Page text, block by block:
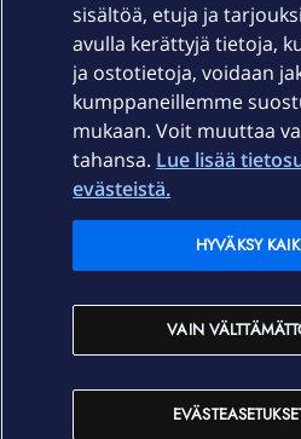
Palvelut
Ajankohtaista
Elisa Oyj
In English
sisältöä, etuja ja
avulla kerättyjä tietoja,
ja ostotietoja, voidaan
kumppaneillemme
mukaan. Voit muuttaa
tahansa. Lue lisää
evästeistä.
VAIN
HYVÄKSY